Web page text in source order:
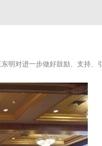
明对进一步做好鼓励、支持、